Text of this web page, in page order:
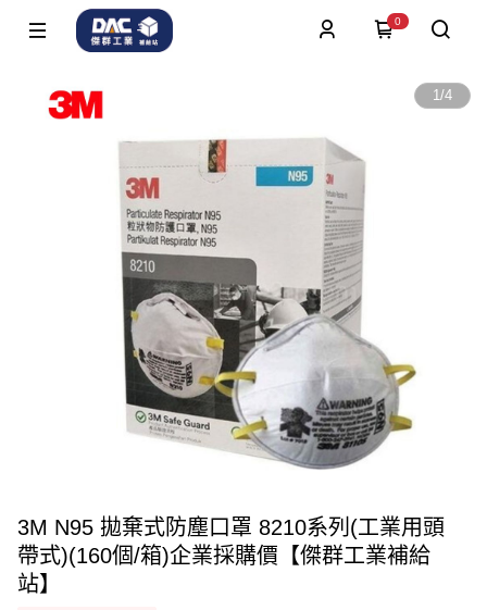
0
1/4
3M N95 拋棄式防塵口罩 8210系列(工業用頭
帶式)(160個/箱)企業採購價【傑群工業補給
站】